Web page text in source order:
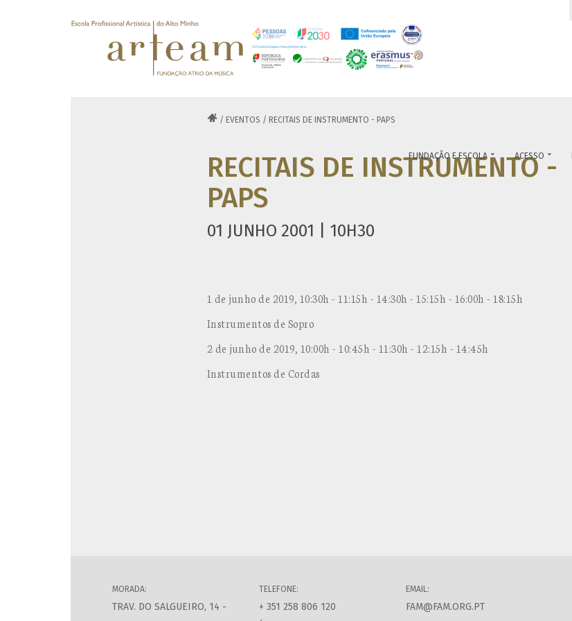
FUNDAÇÃO E ESCOLA  ACESSO 
 / EVENTOS / RECITAIS DE INSTRUMENTO - PAPS
RECITAIS DE INSTRUMENTO -
PAPS
01 JUNHO 2001 | 10H30
1 de junho de 2019, 10:30h - 11:15h - 14:30h - 15:15h - 16:00h - 18:15h
Instrumentos de Sopro
2 de junho de 2019, 10:00h - 10:45h - 11:30h - 12:15h - 14:45h
Instrumentos de Cordas
MORADA:
TRAV. DO SALGUEIRO, 14 -
TELEFONE:
+ 351 258 806 120
EMAIL:
FAM@FAM.ORG.PT